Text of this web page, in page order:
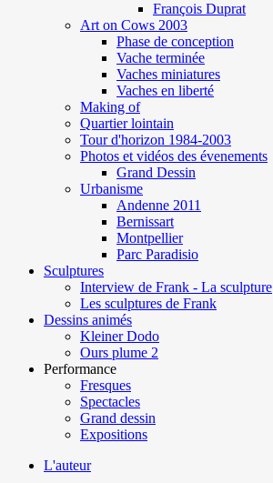
François Duprat
Art on Cows 2003
Phase de conception
Vache terminée
Vaches miniatures
Vaches en liberté
Making of
Quartier lointain
Tour d'horizon 1984-2003
Photos et vidéos des évenements
Grand Dessin
Urbanisme
Andenne 2011
Bernissart
Montpellier
Parc Paradisio
Sculptures
Interview de Frank - La sculpture
Les sculptures de Frank
Dessins animés
Kleiner Dodo
Ours plume 2
Performance
Fresques
Spectacles
Grand dessin
Expositions
L'auteur